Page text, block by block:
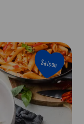
Saison